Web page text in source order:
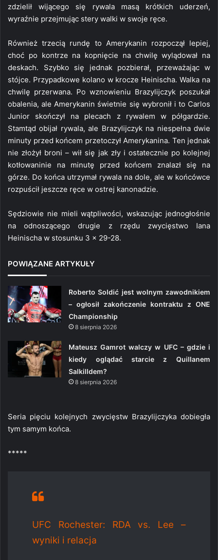
zdzielił wijącego się rywala masą krótkich uderzeń,
wyraźnie przejmując stery walki w swoje ręce.
Również trzecią rundę to Amerykanin rozpoczął lepiej,
choć po kontrze na kopnięcie na chwilę wylądował na
deskach. Szybko się jednak pozbierał, przeważając w
stójce. Przypadkowe kolano w krocze Heinischa. Walka na
chwilę przerwana. Po wznowieniu Brazylijczyk poszukał
obalenia, ale Amerykanin świetnie się wybronił i to Carlos
Junior skończył na plecach z rywalem w półgardzie.
Stamtąd obijał rywala, ale Brazylijczyk na niespełna dwie
minuty przed końcem przetoczył Amerykanina. Ten jednak
nie złożył broni – wił się jak zły i ostatecznie po kolejnej
kotłowaninie na minutę przed końcem znalazł się na
górze. Do końca utrzymał rywala na dole, ale w końcówce
rozpuścił jeszcze ręce w ostrej kanonadzie.
Sędziowie nie mieli wątpliwości, wskazując jednogłośnie
na odnoszącego drugie z rzędu zwycięstwo Iana
Heinischa w stosunku 3 x 29-28.
POWIĄZANE ARTYKUŁY
Roberto Soldić jest wolnym zawodnikiem
– ogłosił zakończenie kontraktu z ONE
Championship
8 sierpnia 2026
Mateusz Gamrot walczy w UFC – gdzie i
kiedy oglądać starcie z Quillanem
Salkilldem?
8 sierpnia 2026
Seria pięciu kolejnych zwycięstw Brazylijczyka dobiegła
tym samym końca.
*****
UFC Rochester: RDA vs. Lee –
wyniki i relacja